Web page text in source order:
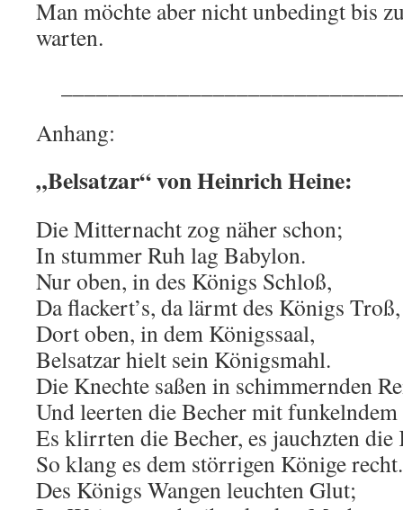
Man möchte aber nicht unbedingt bis
warten.
Anhang:
„Belsatzar“ von Heinrich Heine:
Die Mitternacht zog näher schon;
In stummer Ruh lag Babylon.
Nur oben, in des Königs Schloß,
Da flackert’s, da lärmt des Königs Troß,
Dort oben, in dem Königssaal,
Belsatzar hielt sein Königsmahl.
Die Knechte saßen in schimmernden
Und leerten die Becher mit
Es klirrten die Becher, es jauchzten die
So klang es dem störrigen Könige recht.
Des Königs Wangen leuchten Glut;